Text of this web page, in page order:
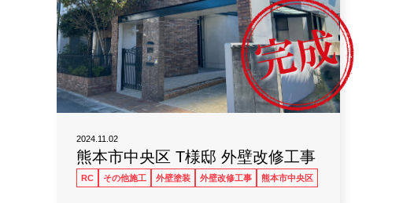
2024.11.02
熊本市中央区 T様邸 外壁改修工事
RC その他施工 外壁塗装 外壁改修工事 熊本市中央区